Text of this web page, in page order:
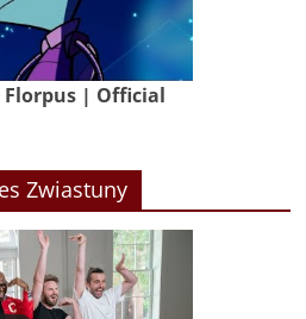
Florpus | Official
Zwiastuny